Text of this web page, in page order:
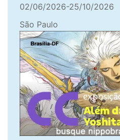
02/06/2026-25/10/2026
São Paulo